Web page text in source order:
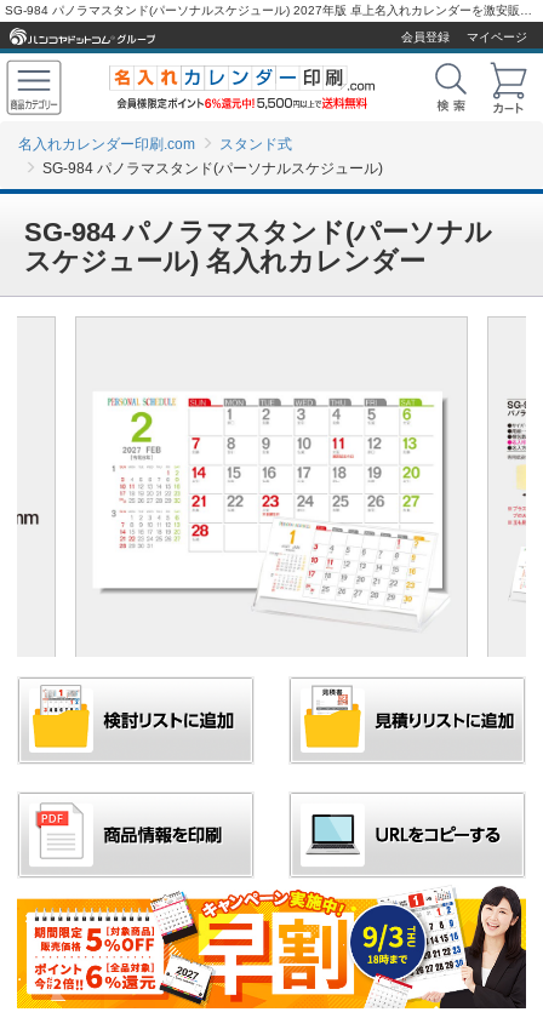
会員登録
マイページ
名入れカレンダー印刷.com
スタンド式
SG-984 パノラマスタンド(パーソナルスケジュール)
SG-984 パノラマスタンド(パーソナル
スケジュール) 名入れカレンダー